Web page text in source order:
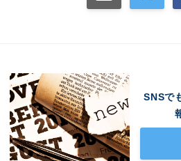
SNSで